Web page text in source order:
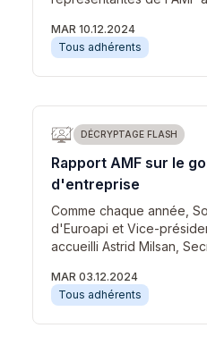
MAR 10.12.2024
Tous adhérents
DÉCRYPTAGE FLASH
Rapport AMF sur le
d'entreprise
Comme chaque année,
d'Euroapi et Vice-
accueilli Astrid Milsan,
MAR 03.12.2024
Tous adhérents